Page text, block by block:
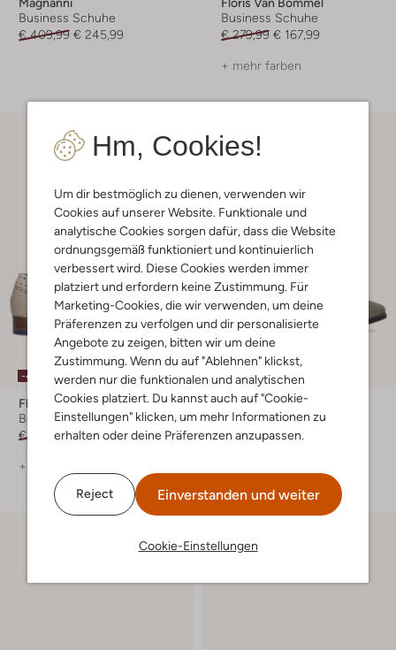
Hm, Cookies!
Um dir bestmöglich zu dienen, verwenden wir
Cookies auf unserer Website. Funktionale und
analytische Cookies sorgen dafür, dass die Website
ordnungsgemäß funktioniert und kontinuierlich
verbessert wird. Diese Cookies werden immer
platziert und erfordern keine Zustimmung. Für
Marketing-Cookies, die wir verwenden, um deine
Präferenzen zu verfolgen und dir personalisierte
Angebote zu zeigen, bitten wir um deine
Zustimmung. Wenn du auf "Ablehnen" klickst,
werden nur die funktionalen und analytischen
Cookies platziert. Du kannst auch auf "Cookie-
Einstellungen" klicken, um mehr Informationen zu
erhalten oder deine Präferenzen anzupassen.
Reject Einverstanden und weiter
Cookie-Einstellungen
Business Schuhe
€ 409,99 € 245,99
Business Schuhe
€ 279,99 € 167,99
+ mehr farben
-40%
Floris Van Bommel
Business Schuhe
€ 279,99 € 167,99
+ mehr farben
-50%
Stefano Lauran
Business Schuhe
€ 199,99 € 99,99